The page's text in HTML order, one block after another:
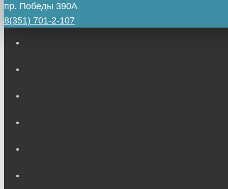
пр. Победы 390А
8(351) 701-2-107